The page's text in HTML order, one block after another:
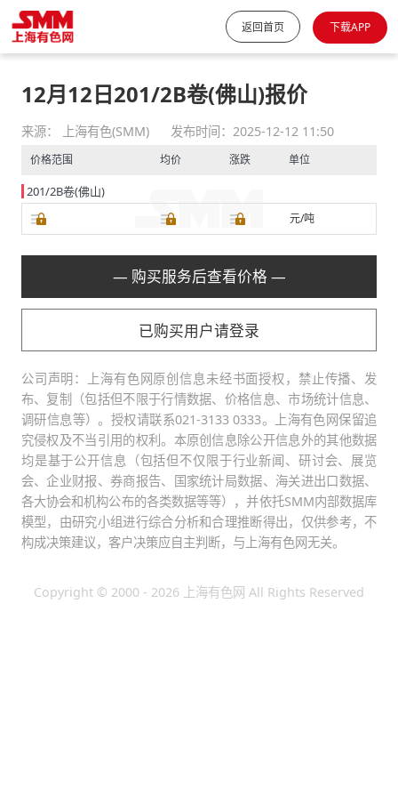
返回首页 下载APP
12月12日201/2B卷(佛山)报价
来源： 上海有色(SMM) 发布时间：2025-12-12 11:50
价格范围 均价 涨跌 单位
201/2B卷(佛山)
元/吨
— 购买服务后查看价格 —
已购买用户请登录
公司声明：上海有色网原创信息未经书面授权，禁止传播、发
布、复制（包括但不限于行情数据、价格信息、市场统计信息、
调研信息等）。授权请联系021-3133 0333。上海有色网保留追
究侵权及不当引用的权利。本原创信息除公开信息外的其他数据
均是基于公开信息（包括但不仅限于行业新闻、研讨会、展览
会、企业财报、券商报告、国家统计局数据、海关进出口数据、
各大协会和机构公布的各类数据等等），并依托SMM内部数据库
模型，由研究小组进行综合分析和合理推断得出，仅供参考，不
构成决策建议，客户决策应自主判断，与上海有色网无关。
Copyright © 2000 - 2026 上海有色网 All Rights Reserved